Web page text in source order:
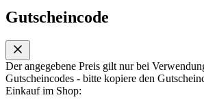
Gutscheincode
Der angegebene Preis gilt nur bei
Gutscheincodes - bitte kopiere den
Einkauf im Shop: